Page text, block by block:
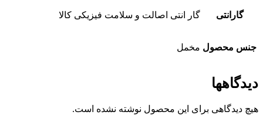
گارانتی گار انتی اصالت و سلامت فیزیکی کالا
جنس محصول مخمل
دیدگاهها
هیچ دیدگاهی برای این محصول نوشته نشده است.